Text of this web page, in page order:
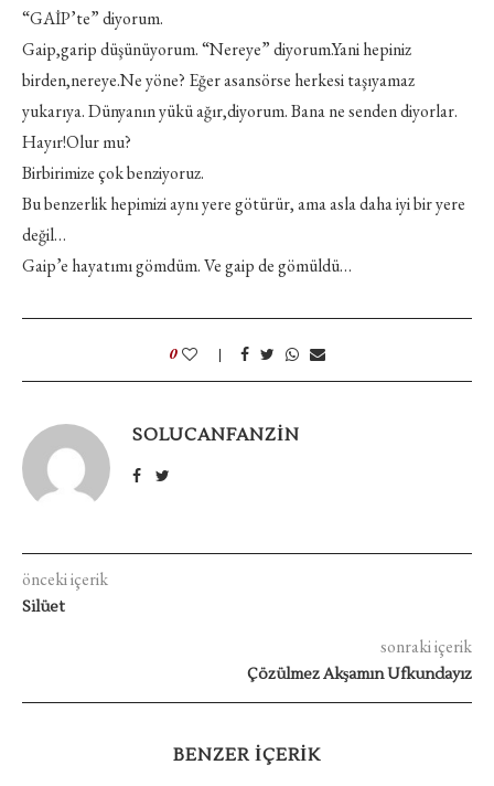
“GAİP’te” diyorum.
Gaip,garip düşünüyorum. “Nereye” diyorum.Yani hepiniz
birden,nereye.Ne yöne? Eğer asansörse herkesi taşıyamaz
yukarıya. Dünyanın yükü ağır,diyorum. Bana ne senden diyorlar.
Hayır!Olur mu?
Birbirimize çok benziyoruz.
Bu benzerlik hepimizi aynı yere götürür, ama asla daha iyi bir yere
değil…
Gaip’e hayatımı gömdüm. Ve gaip de gömüldü…
0
SOLUCANFANZIN
önceki içerik
Silüet
sonraki içerik
Çözülmez Akşamın Ufkundayız
BENZER IÇERIK